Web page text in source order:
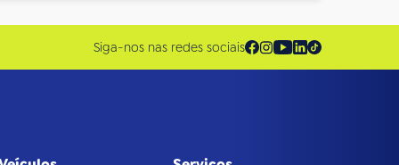
Siga-nos nas redes sociais